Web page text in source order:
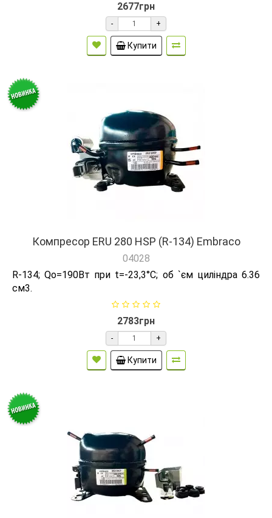
2677грн
- +
Купити
Компресор ERU 280 HSP (R-134) Embraco
04028
R-134; Qо=190Вт при t=-23,3°C; об `єм циліндра 6.36
см3.
2783грн
- +
Купити